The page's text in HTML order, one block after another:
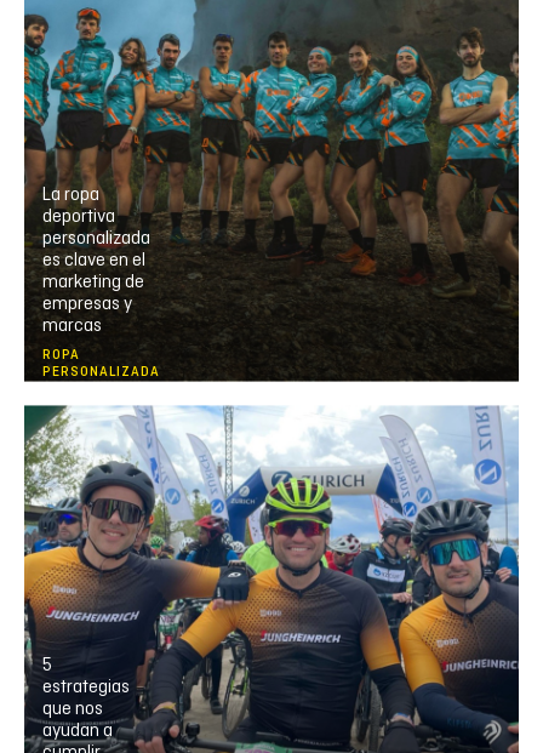
La ropa
deportiva
personalizada
es clave en el
marketing de
empresas y
marcas
ROPA
PERSONALIZADA
5
estrategias
que nos
ayudan a